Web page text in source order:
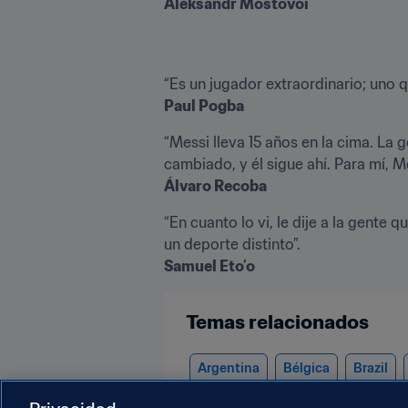
Paul Pogba
“Messi lleva 15 años en la cima. La
Álvaro Recoba
“En cuanto lo vi, le dije a la gente
Samuel Eto’o
Temas relacionados
Argentina Bélgica Brazil